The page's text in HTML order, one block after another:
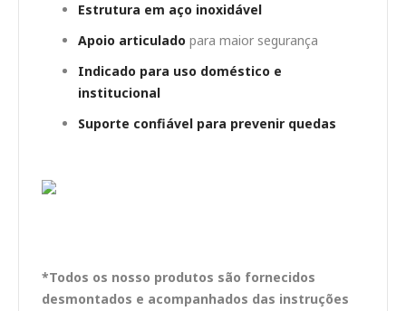
Estrutura em aço inoxidável
Apoio articulado para maior segurança
Indicado para uso doméstico e
institucional
Suporte confiável para prevenir quedas
*Todos os nosso produtos são fornecidos
desmontados e acompanhados das instruções